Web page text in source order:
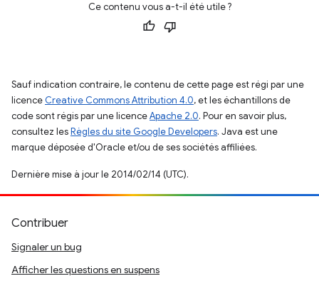
Ce contenu vous a-t-il été utile ?
Sauf indication contraire, le contenu de cette page est régi par une
licence Creative Commons Attribution 4.0, et les échantillons de
code sont régis par une licenceApache 2.0. Pour en savoir plus,
consultez lesRègles du site Google Developers. Java est une
marque déposée d'Oracle et/ou de ses sociétés affiliées.
Dernière mise à jour le 2014/02/14 (UTC).
Contribuer
Signaler un bug
Afficher les questions en suspens